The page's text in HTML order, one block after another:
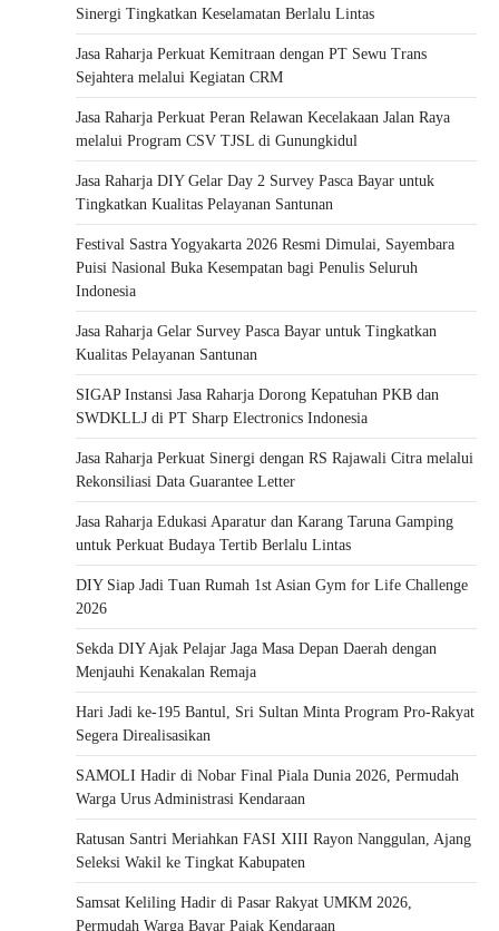
Sinergi Tingkatkan Keselamatan Berlalu Lintas
Jasa Raharja Perkuat Kemitraan dengan PT Sewu Trans
Sejahtera melalui Kegiatan CRM
Jasa Raharja Perkuat Peran Relawan Kecelakaan Jalan Raya
melalui Program CSV TJSL di Gunungkidul
Jasa Raharja DIY Gelar Day 2 Survey Pasca Bayar untuk
Tingkatkan Kualitas Pelayanan Santunan
Festival Sastra Yogyakarta 2026 Resmi Dimulai, Sayembara
Puisi Nasional Buka Kesempatan bagi Penulis Seluruh
Indonesia
Jasa Raharja Gelar Survey Pasca Bayar untuk Tingkatkan
Kualitas Pelayanan Santunan
SIGAP Instansi Jasa Raharja Dorong Kepatuhan PKB dan
SWDKLLJ di PT Sharp Electronics Indonesia
Jasa Raharja Perkuat Sinergi dengan RS Rajawali Citra melalui
Rekonsiliasi Data Guarantee Letter
Jasa Raharja Edukasi Aparatur dan Karang Taruna Gamping
untuk Perkuat Budaya Tertib Berlalu Lintas
DIY Siap Jadi Tuan Rumah 1st Asian Gym for Life Challenge
2026
Sekda DIY Ajak Pelajar Jaga Masa Depan Daerah dengan
Menjauhi Kenakalan Remaja
Hari Jadi ke-195 Bantul, Sri Sultan Minta Program Pro-Rakyat
Segera Direalisasikan
SAMOLI Hadir di Nobar Final Piala Dunia 2026, Permudah
Warga Urus Administrasi Kendaraan
Ratusan Santri Meriahkan FASI XIII Rayon Nanggulan, Ajang
Seleksi Wakil ke Tingkat Kabupaten
Samsat Keliling Hadir di Pasar Rakyat UMKM 2026,
Permudah Warga Bayar Pajak Kendaraan